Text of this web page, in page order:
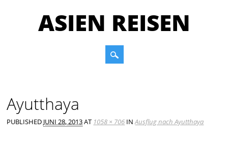
ASIEN REISEN
Ayutthaya
PUBLISHED JUNI 28, 2013AT 1058 × 706 INAusflug nach Ayutthaya